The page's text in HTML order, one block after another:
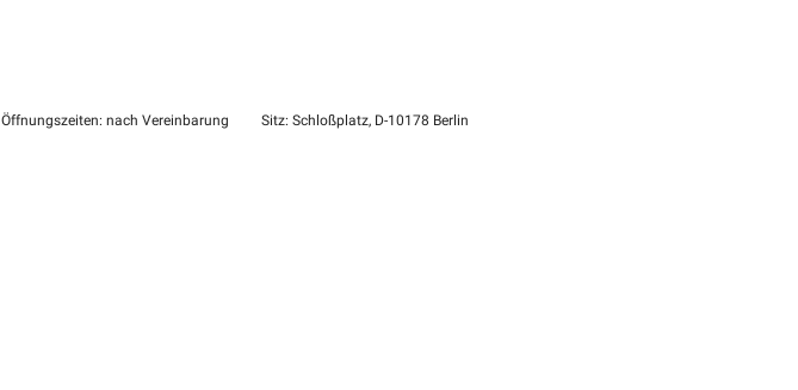
Öffnungszeiten: nach Vereinbarung Sitz: Schloßplatz, D-10178 Berlin